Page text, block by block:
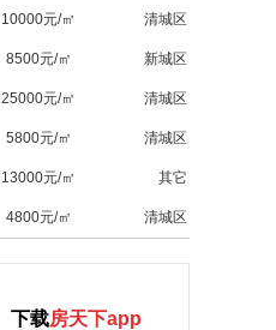
10000元/㎡ 清城区
8500元/㎡ 新城区
25000元/㎡ 清城区
5800元/㎡ 清城区
13000元/㎡ 其它
4800元/㎡ 清城区
下载房天下app